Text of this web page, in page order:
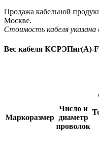
Продажа кабельной
Москве.
Стоимость кабеля
Вес кабеля КСРЭПнг(А)-
Маркоразмер
Число и
диаметр
проволок